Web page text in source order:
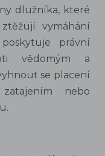
dlužníka, které
vymáhání
právní
vědomým a
se placení
nebo